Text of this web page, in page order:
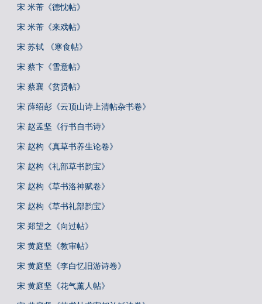
宋 米芾《德忱帖》
宋 米芾《来戏帖》
宋 苏轼 《寒食帖》
宋 蔡卞《雪意帖》
宋 蔡襄《贫贤帖》
宋 薛绍彭《云顶山诗上清帖杂书卷》
宋 赵孟坚《行书自书诗》
宋 赵构《真草书养生论卷》
宋 赵构《礼部草书韵宝》
宋 赵构《草书洛神赋卷》
宋 赵构《草书礼部韵宝》
宋 郑望之《向过帖》
宋 黄庭坚《教审帖》
宋 黄庭坚《李白忆旧游诗卷》
宋 黄庭坚《花气薰人帖》